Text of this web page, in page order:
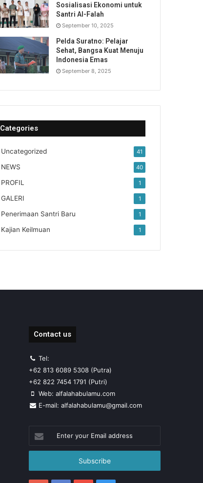
Sosialisasi Ekonomi untuk
Santri Al-Falah
September 10, 2025
Pelda Suratno: Pelajar
Sehat, Bangsa Kuat Menuju
Indonesia Emas
September 8, 2025
Categories
Uncategorized 41
NEWS 40
PROFIL 1
GALERI 1
Penerimaan Santri Baru 1
Kajian Keilmuan 1
Contact us
Tel:
+62 813 6089 5308 (Putra)
+62 822 7454 1791 (Putri)
Web: alfalahabulamu.com
E-mail: alfalahabulamu@gmail.com
your
Email